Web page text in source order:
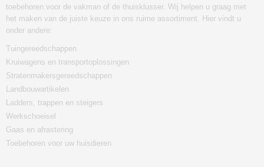
toebehoren voor de vakman of de thuisklusser. Wij helpen u graag met
het maken van de juiste keuze in ons ruime assortiment. Hier vindt u
onder andere:
Tuingereedschappen
Kruiwagens en transportoplossingen
Stratenmakersgereedschappen
Landbouwartikelen
Ladders, trappen en steigers
Werkschoeisel
Gaas en afrastering
Toebehoren voor uw huisdieren